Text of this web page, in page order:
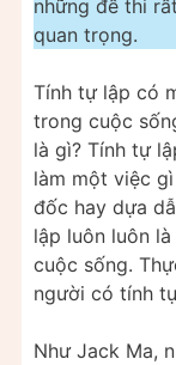
những đề thi
quan trọng.
Tính tự lập có
trong cuộc
là gì? Tính tự
làm một việc
đốc hay dựa
lập luôn luôn
cuộc sống.
người có tính
Như Jack Ma,